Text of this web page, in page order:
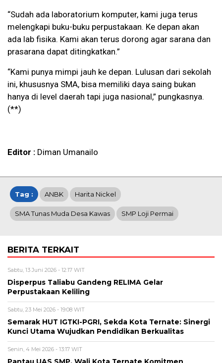
“Sudah ada laboratorium komputer, kami juga terus
melengkapi buku-buku perpustakaan. Ke depan akan
ada lab fisika. Kami akan terus dorong agar sarana dan
prasarana dapat ditingkatkan.”
“Kami punya mimpi jauh ke depan. Lulusan dari sekolah
ini, khususnya SMA, bisa memiliki daya saing bukan
hanya di level daerah tapi juga nasional,” pungkasnya.
(**)
Editor : Diman Umanailo
Tag : ANBK Harita Nickel
SMA Tunas Muda Desa Kawas SMP Loji Permai
BERITA TERKAIT
Sabtu, 13 Juni 2026 - 12:17 WIT
Disperpus Taliabu Gandeng RELIMA Gelar
Perpustakaan Keliling
Sabtu, 23 Mei 2026 - 19:08 WIT
Semarak HUT IGTKI-PGRI, Sekda Kota Ternate: Sinergi
Kunci Utama Wujudkan Pendidikan Berkualitas
Senin, 4 Mei 2026 - 13:17 WIT